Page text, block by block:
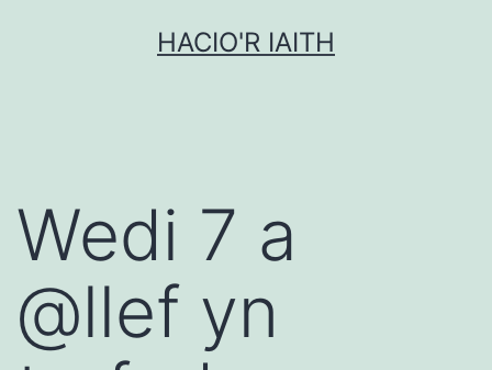
HACIO'R IAITH
Wedi 7 a
@llef yn